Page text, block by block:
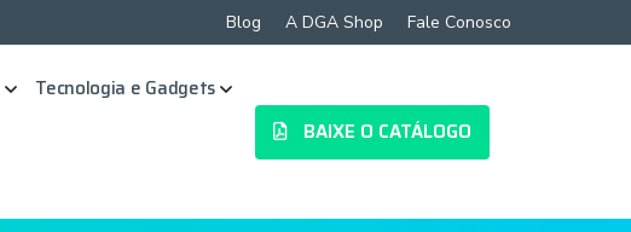
Blog A DGA Shop Fale Conosco
Tecnologia e Gadgets
BAIXE O CATÁLOGO